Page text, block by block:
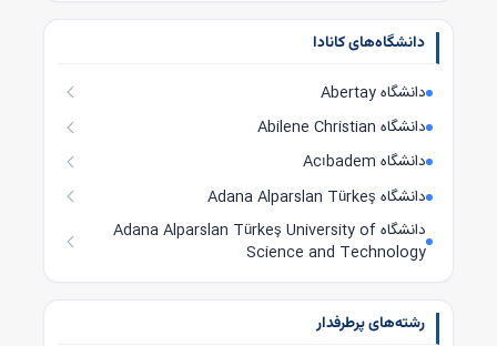
دانشگاه‌های کانادا
دانشگاه Abertay
دانشگاه Abilene Christian
دانشگاه Acıbadem
دانشگاه Adana Alparslan Türkeş
دانشگاه Adana Alparslan Türkeş University of
Science and Technology
رشته‌های پرطرفدار